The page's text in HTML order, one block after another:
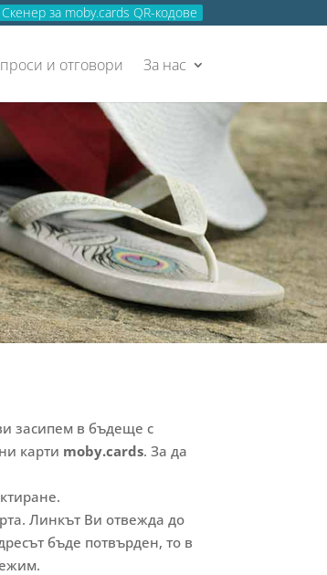
Скенер за moby.cards QR-кодове
и отговори За нас
засипем в бъдеще с
карти moby.cards. За да
Линкът Ви отвежда до
бъде потвърден, то в